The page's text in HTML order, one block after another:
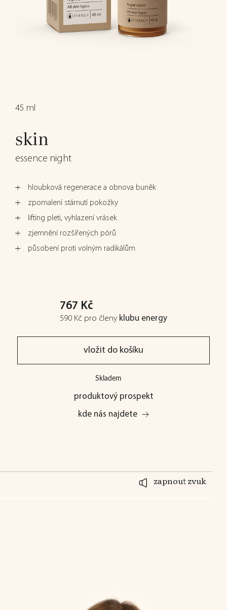
45 ml
skin
essence night
hloubková regenerace a obnova buněk
zpomalení stárnutí pokožky
lifting pleti, vyhlazení vrásek
zjemnění rozšířených pórů
působení proti volným radikálům
767 Kč
590 Kč pro členy klubu energy
vložit do košíku
Skladem
produktový prospekt
kde nás najdete
zapnout zvuk